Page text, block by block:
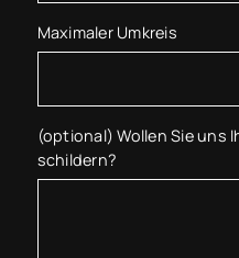
Maximaler Umkreis
(optional) Wollen Sie uns
schildern?